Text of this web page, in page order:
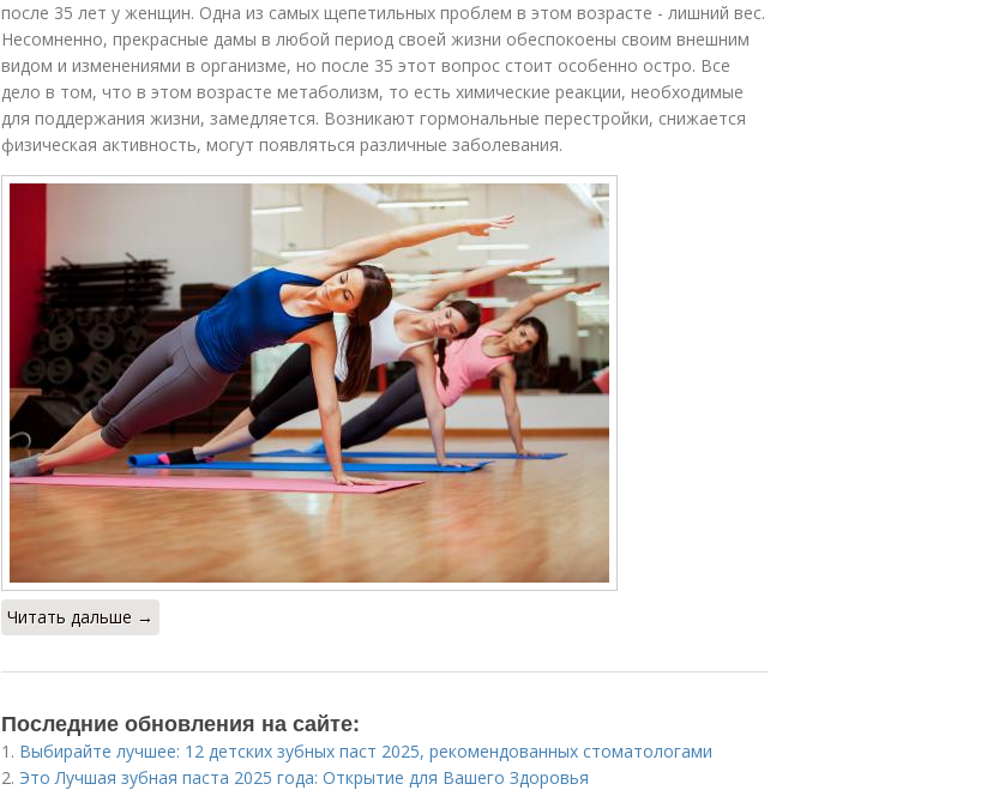
после 35 лет у женщин. Одна из самых щепетильных проблем в этом возрасте - лишний вес.
Несомненно, прекрасные дамы в любой период своей жизни обеспокоены своим внешним
видом и изменениями в организме, но после 35 этот вопрос стоит особенно остро. Все
дело в том, что в этом возрасте метаболизм, то есть химические реакции, необходимые
для поддержания жизни, замедляется. Возникают гормональные перестройки, снижается
физическая активность, могут появляться различные заболевания.
Читать дальше →
Последние обновления на сайте:
1. Выбирайте лучшее: 12 детских зубных паст 2025, рекомендованных стоматологами
2. Это Лучшая зубная паста 2025 года: Открытие для Вашего Здоровья